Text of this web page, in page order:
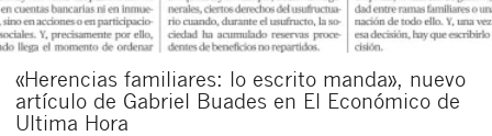
«Herencias familiares: lo escrito manda», nuevo
artículo de Gabriel Buades en El Económico de
Ultima Hora